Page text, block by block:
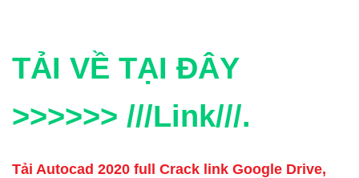
TẢI VỀ TẠI ĐÂY
>>>>>> ///Link///.
Tải Autocad 2020 full Crack link Google Drive,